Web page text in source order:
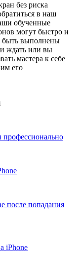
без риска
в наш
обученные
могут быстро и
быть выполнены
ждать или вы
мастера к себе
его
профессионально
после попадания
iPhone